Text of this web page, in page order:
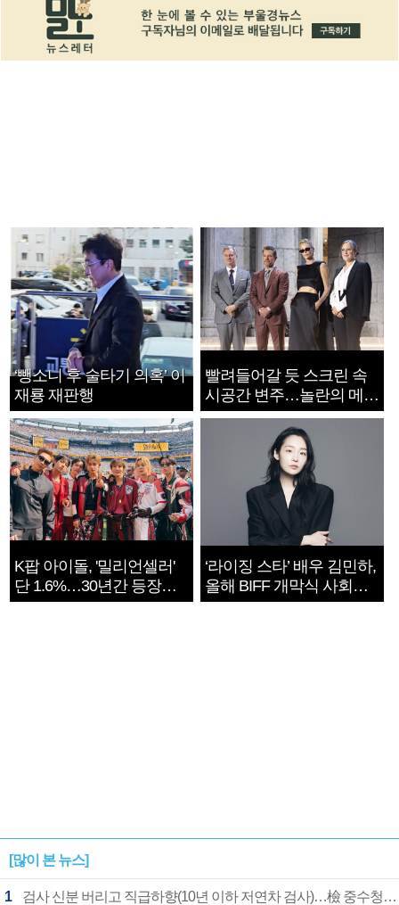
‘뺑소니 후 술타기 의혹’ 이
재룡 재판행
빨려들어갈 듯 스크린 속
시공간 변주…놀란의 메시
지는 ‘전쟁 속죄’
K팝 아이돌, '밀리언셀러'
단 1.6%…30년간 등장
1182개팀 전수조사
‘라이징 스타’ 배우 김민하,
올해 BIFF 개막식 사회자
확정
[많이 본 뉴스]
1 검사 신분 버리고 직급하향(10년 이하 저연차 검사)…檢 중수청행 기피